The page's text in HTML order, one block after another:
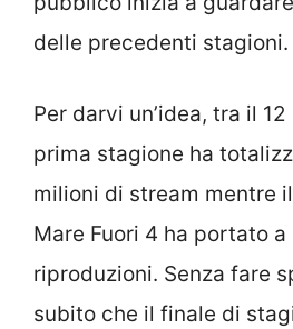
delle precedenti stagioni.
Per darvi un’idea, tra il
prima stagione ha
milioni di stream mentre
Mare Fuori 4 ha portato
riproduzioni. Senza fare
subito che il finale di